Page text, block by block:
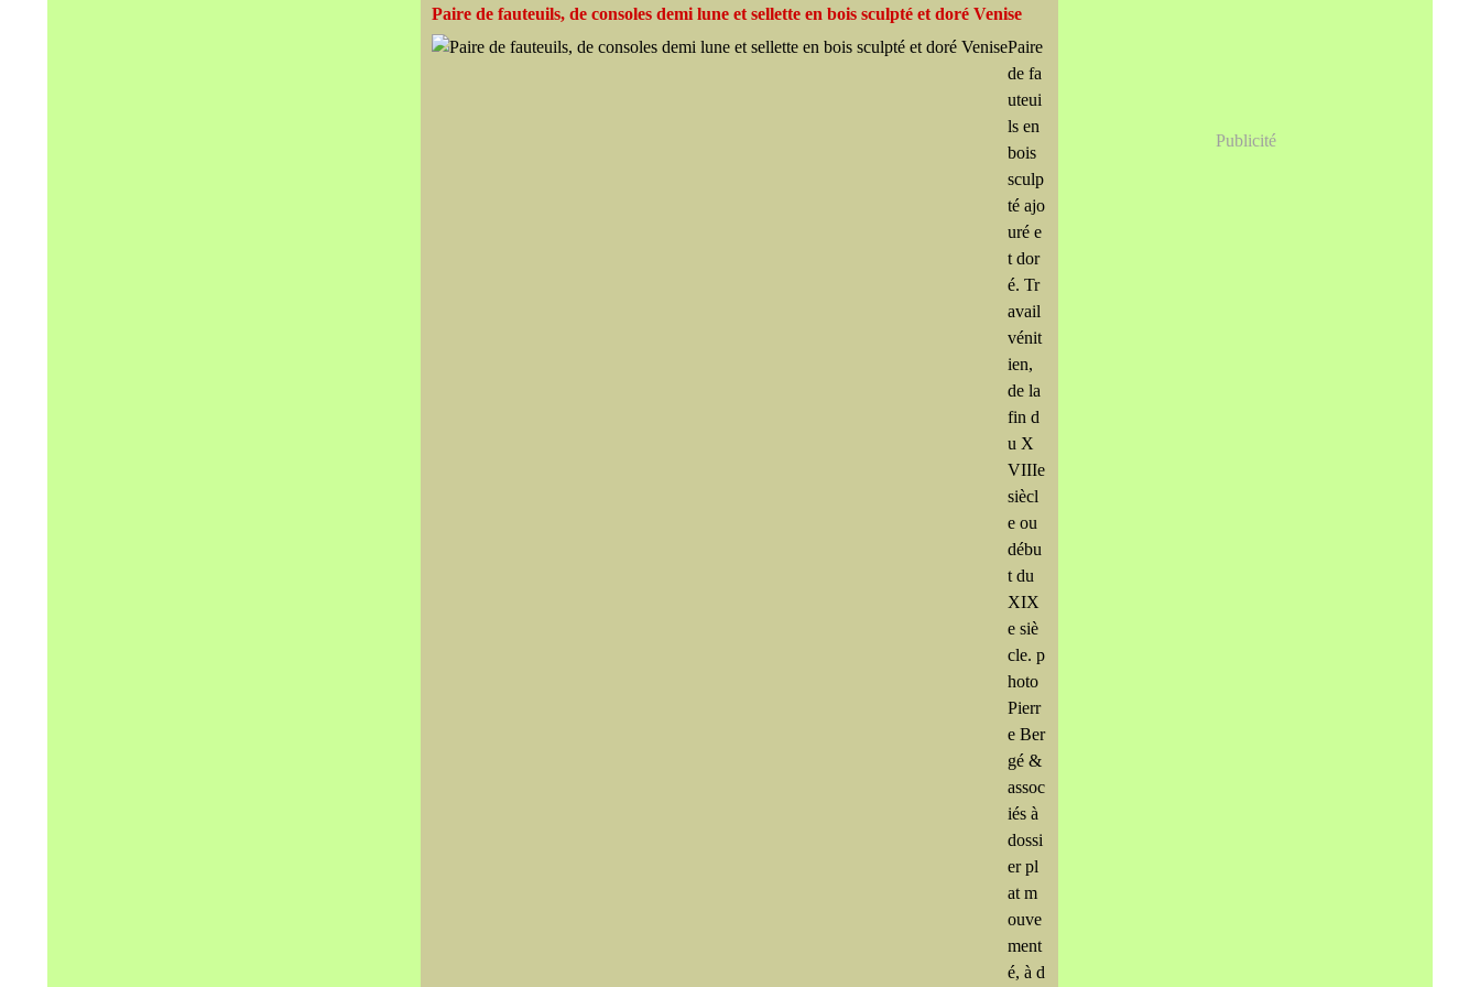
Paire de fauteuils, de consoles demi lune et sellette en bois sculpté et doré Venise
Paire
de fa
uteui
ls en
bois
sculp
té ajo
uré e
t dor
é. Tr
avail
vénit
ien,
de la
fin d
u X
VIIIe
siècl
e ou
débu
t du
XIX
e siè
cle. p
hoto
Pierr
e Ber
gé &
assoc
iés à
dossi
er pl
at m
ouve
ment
é, à d
Publicité